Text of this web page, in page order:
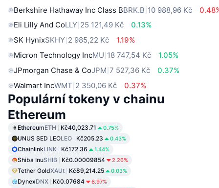
Berkshire Hathaway Inc Class BBRK.B 10 988,96 Kč
Eli Lilly And CoLLY 25 121,49 Kč
0.13%
SK HynixSKHY 2 985,22 Kč
1.19%
Micron Technology IncMU 18 747,54 Kč
1.05%
JPmorgan Chase & CoJPM 7 527,36 Kč
0.37%
Walmart IncWMT 2 350,06 Kč 0.37%
Populární tokeny v chainu
Ethereum
EthereumETH Kč40,023.71 0.75%
UNUS SED LEOLEO Kč205.23 0.43%
ChainlinkLINK Kč172.36 1.44%
Shiba InuSHIB Kč0.00009854 2.26%
Tether GoldXAUt Kč89,214.25 0.03%
DynexDNX Kč0.07684 6.97%